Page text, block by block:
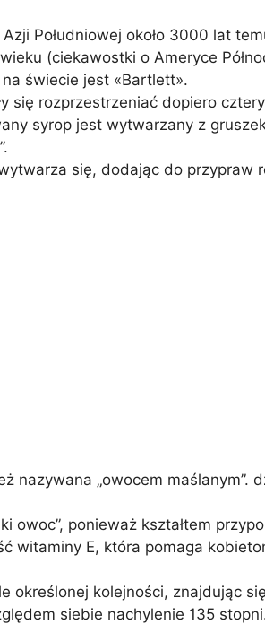
Południowej około 3000 lat
(ciekawostki o Ameryce
świecie jest «Bartlett».
się rozprzestrzeniać dopiero
syrop jest wytwarzany z
się, dodając do przypraw
nazywana „owocem maślanym”.
owoc”, ponieważ kształtem
witaminy E, która pomaga
określonej kolejności, znajdując
siebie nachylenie 135